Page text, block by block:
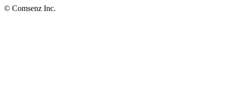
© Comsenz Inc.